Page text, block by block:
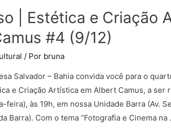
| Estética e Criação
#4 (9/12)
/ Por bruna
Salvador – Bahia convida você para o
e Criação Artística em Albert Camus, a ser
feira), às 19h, em nossa Unidade Barra (Av.
Barra). Com o tema “Fotografia e Cinema na